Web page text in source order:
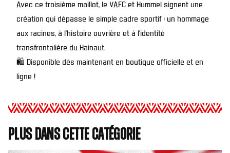
Avec ce troisième maillot, le VAFC et Hummel signent une
création qui dépasse le simple cadre sportif : un hommage
aux racines, à l’histoire ouvrière et à l’identité
transfrontalière du Hainaut.
🛍️ Disponible dès maintenant en boutique officielle et en
ligne !
Plus dans cette catégorie